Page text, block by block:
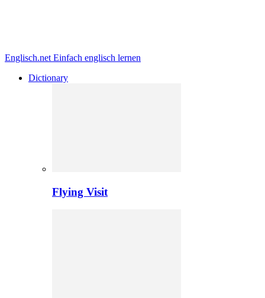
Englisch.net Einfach englisch lernen
Dictionary
Flying Visit